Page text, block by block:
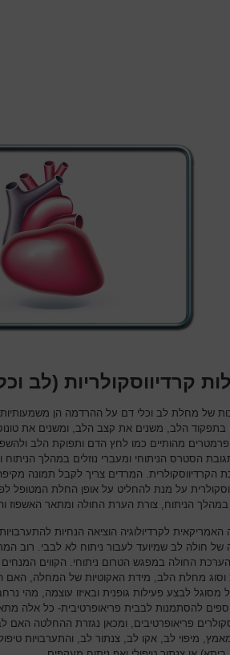
קרדיווסקולריות (לב
של מחלת לב וכלי דם על ההרדמה הן
בתפקוד הלב, משנים את קצב הלב, ומשנים את
מהותיים כמו לחץ הדם ותפוקת הלב
הסטרס הניתוחי ומעברי נוזלים במהלך
הקרדיווסקולרית. המרדים צריך לקבל תמונה
על מנת להחליט על אופן החלת המטופל
במהלך הניתוח, צורת הערת החולה ומתאר האשפוז
לקרדיולוגיה הוציאה הנחיות להתערבויות
של חולה לב שמיועד לעבור ניתוח לא לבבי. רוב
החולה במפגש הטרום ניתוחי. הקווים
וסוג מחלת הלב, מידת האקוטיות של המחלה, האם
מסוגל לבצע פעילות גופנית ובאיזו עוצמה, מהי
להסתמנות לבבית פריאופרטיבית- כל אלה
פריאופרטיבים, ומכאן נגזרת ההחלטה האם
מיפוי לב, אקו לב, צנתור לב, והתערבויות